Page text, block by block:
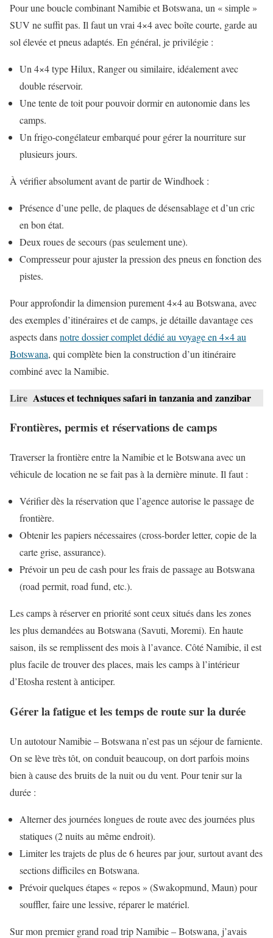
Pour une boucle combinant Namibie et Botswana, un « simple »
SUV ne suffit pas. Il faut un vrai 4×4 avec boîte courte, garde au
sol élevée et pneus adaptés. En général, je privilégie :
Un 4×4 type Hilux, Ranger ou similaire, idéalement avec
double réservoir.
Une tente de toit pour pouvoir dormir en autonomie dans les
camps.
Un frigo-congélateur embarqué pour gérer la nourriture sur
plusieurs jours.
À vérifier absolument avant de partir de Windhoek :
Présence d’une pelle, de plaques de désensablage et d’un cric
en bon état.
Deux roues de secours (pas seulement une).
Compresseur pour ajuster la pression des pneus en fonction des
pistes.
Pour approfondir la dimension purement 4×4 au Botswana, avec
des exemples d’itinéraires et de camps, je détaille davantage ces
aspects dansnotre dossier complet dédié au voyage en 4×4 au
Botswana, qui complète bien la construction d’un itinéraire
combiné avec la Namibie.
Lire Astuces et techniques safari in tanzania and zanzibar
Frontières, permis et réservations de camps
Traverser la frontière entre la Namibie et le Botswana avec un
véhicule de location ne se fait pas à la dernière minute. Il faut :
Vérifier dès la réservation que l’agence autorise le passage de
frontière.
Obtenir les papiers nécessaires (cross-border letter, copie de la
carte grise, assurance).
Prévoir un peu de cash pour les frais de passage au Botswana
(road permit, road fund, etc.).
Les camps à réserver en priorité sont ceux situés dans les zones
les plus demandées au Botswana (Savuti, Moremi). En haute
saison, ils se remplissent des mois à l’avance. Côté Namibie, il est
plus facile de trouver des places, mais les camps à l’intérieur
d’Etosha restent à anticiper.
Gérer la fatigue et les temps de route sur la durée
Un autotour Namibie – Botswana n’est pas un séjour de farniente.
On se lève très tôt, on conduit beaucoup, on dort parfois moins
bien à cause des bruits de la nuit ou du vent. Pour tenir sur la
durée :
Alterner des journées longues de route avec des journées plus
statiques (2 nuits au même endroit).
Limiter les trajets de plus de 6 heures par jour, surtout avant des
sections difficiles en Botswana.
Prévoir quelques étapes « repos » (Swakopmund, Maun) pour
souffler, faire une lessive, réparer le matériel.
Sur mon premier grand road trip Namibie – Botswana, j’avais